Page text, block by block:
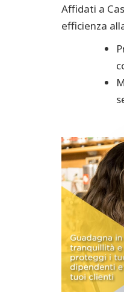
Affidati a
efficienza